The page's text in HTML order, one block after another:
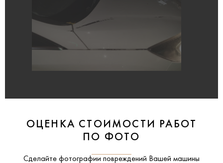
ОЦЕНКА СТОИМОСТИ РАБОТ
ПО ФОТО
Сделайте фотографии повреждений Вашей машины